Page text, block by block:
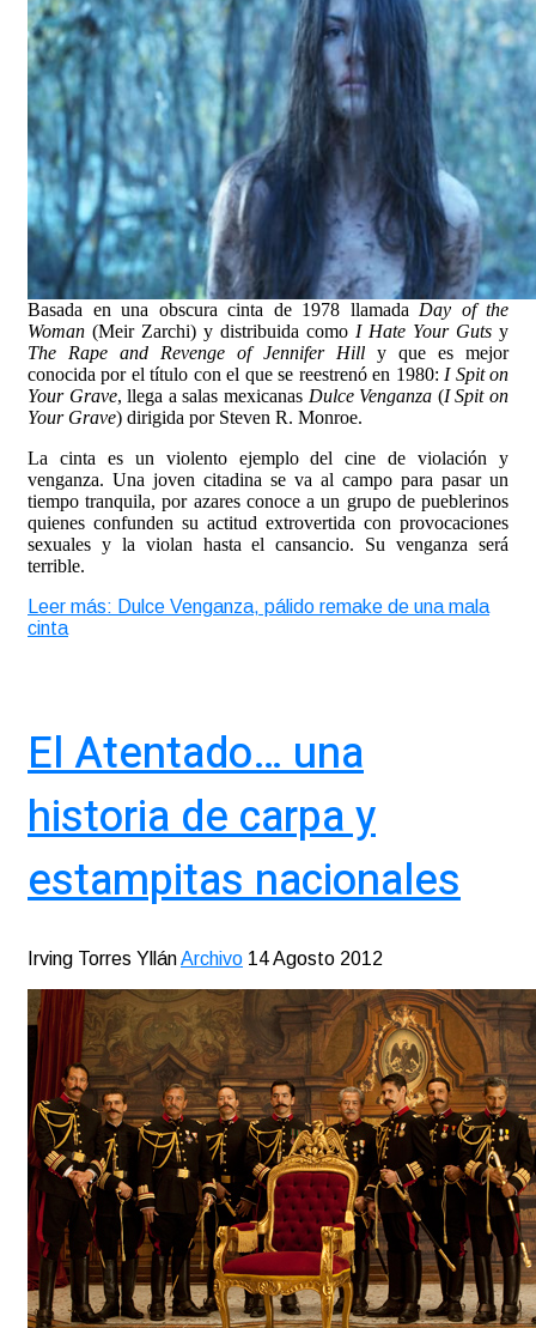
Basada en una obscura cinta de 1978 llamada Day of the
Woman (Meir Zarchi) y distribuida como I Hate Your Guts y
The Rape and Revenge of Jennifer Hill y que es mejor
conocida por el título con el que se reestrenó en 1980: I Spit on
Your Grave, llega a salas mexicanas Dulce Venganza (I Spit on
Your Grave) dirigida por Steven R. Monroe.
La cinta es un violento ejemplo del cine de violación y
venganza. Una joven citadina se va al campo para pasar un
tiempo tranquila, por azares conoce a un grupo de pueblerinos
quienes confunden su actitud extrovertida con provocaciones
sexuales y la violan hasta el cansancio. Su venganza será
terrible.
Leer más: Dulce Venganza, pálido remake de una mala
cinta
El Atentado… una
historia de carpa y
estampitas nacionales
Irving Torres YllánArchivo 14 Agosto 2012